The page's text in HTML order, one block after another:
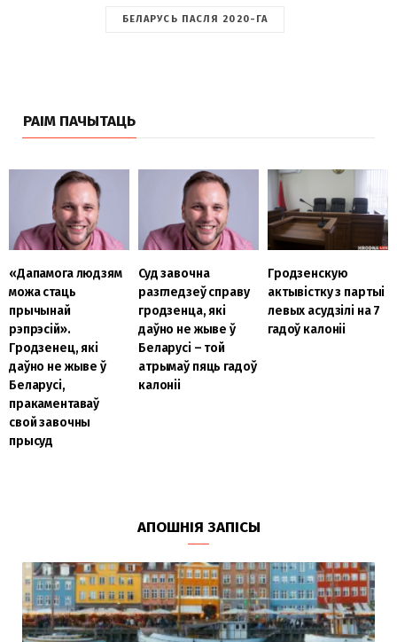
БЕЛАРУСЬ ПАСЛЯ 2020-ГА
РАІМ ПАЧЫТАЦЬ
«Дапамога людзям
можа стаць
прычынай
рэпрэсій».
Гродзенец, які
даўно не жыве ў
Беларусі,
пракаментаваў
свой завочны
прысуд
Суд завочна
разгледзеў справу
гродзенца, які
даўно не жыве ў
Беларусі – той
атрымаў пяць гадоў
калоніі
Гродзенскую
актывістку з партыі
левых асудзілі на 7
гадоў калоніі
АПОШНІЯ ЗАПІСЫ